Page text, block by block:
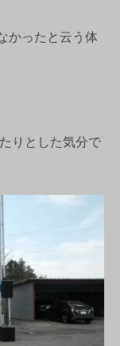
かったと云う体
りとした気分で